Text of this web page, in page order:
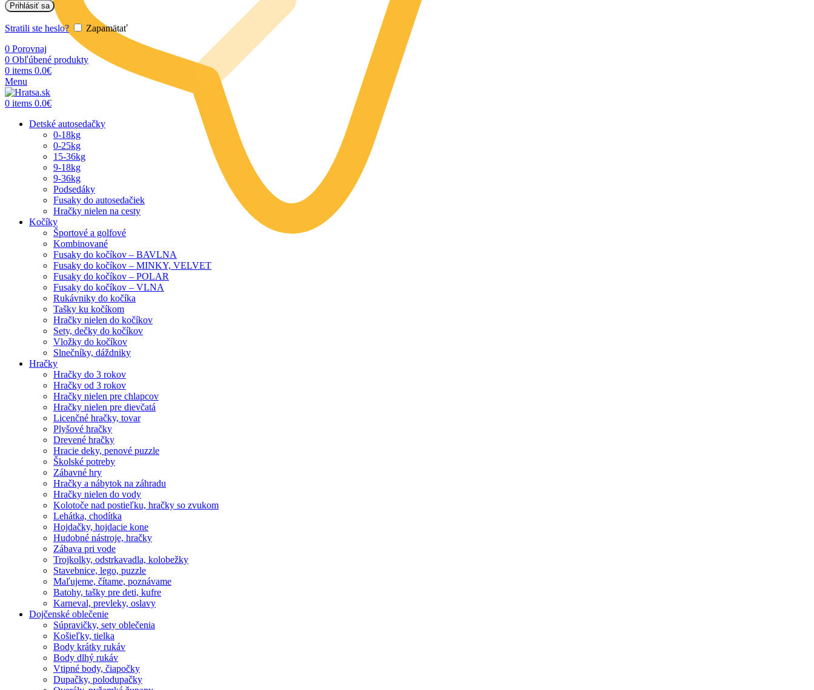
Prihlásiť sa
Stratili ste heslo?
Zapamätať
0 Porovnaj
0 Obľúbené produkty
0 items 0.0€
Menu
0 items 0.0€
Detské autosedačky
0-18kg
0-25kg
15-36kg
9-18kg
9-36kg
Podsedáky
Fusaky do autosedačiek
Hračky nielen na cesty
Kočíky
Športové a golfové
Kombinované
Fusaky do kočíkov – BAVLNA
Fusaky do kočíkov – MINKY, VELVET
Fusaky do kočíkov – POLAR
Fusaky do kočíkov – VLNA
Rukávniky do kočíka
Tašky ku kočíkom
Hračky nielen do kočíkov
Sety, dečky do kočíkov
Vložky do kočíkov
Slnečníky, dáždniky
Hračky
Hračky do 3 rokov
Hračky od 3 rokov
Hračky nielen pre chlapcov
Hračky nielen pre dievčatá
Licenčné hračky, tovar
Plyšové hračky
Drevené hračky
Hracie deky, penové puzzle
Školské potreby
Zábavné hry
Hračky a nábytok na záhradu
Hračky nielen do vody
Kolotoče nad postieľku, hračky so zvukom
Lehátka, chodítka
Hojdačky, hojdacie kone
Hudobné nástroje, hračky
Zábava pri vode
Trojkolky, odstrkavadla, kolobežky
Stavebnice, lego, puzzle
Maľujeme, čítame, poznávame
Batohy, tašky pre deti, kufre
Karneval, prevleky, oslavy
Dojčenské oblečenie
Súpravičky, sety oblečenia
Košieľky, tielka
Body krátky rukáv
Body dlhý rukáv
Vtipné body, čiapočky
Dupačky, polodupačky